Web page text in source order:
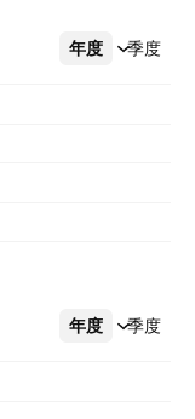
年度 季度
更多
年度 季度
更多